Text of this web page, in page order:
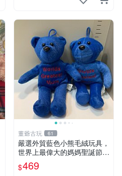
董爺古玩 61
嚴選外貿藍色小熊毛絨玩具，
世界上最偉大的媽媽聖誕節推
薦禮物 五角星 兒童玩具 母親
節
$469